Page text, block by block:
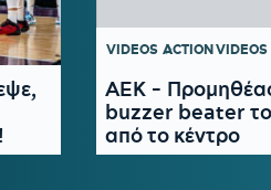
VIDEOS ACTION VIDEOS
ΑΕΚ -
buzzer beater
από το κέντρο